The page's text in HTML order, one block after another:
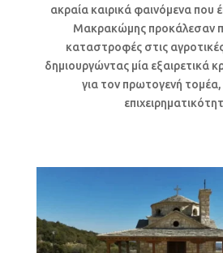
ακραία καιρικά φαινόμενα που
Μακρακώμης προκάλεσαν
καταστροφές στις αγροτικές
δημιουργώντας μία εξαιρετικά
για τον πρωτογενή τομέα,